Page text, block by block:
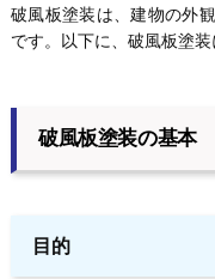
破風板塗装は、建物の外
です。以下に、破風板塗
破風板塗装の基本
目的